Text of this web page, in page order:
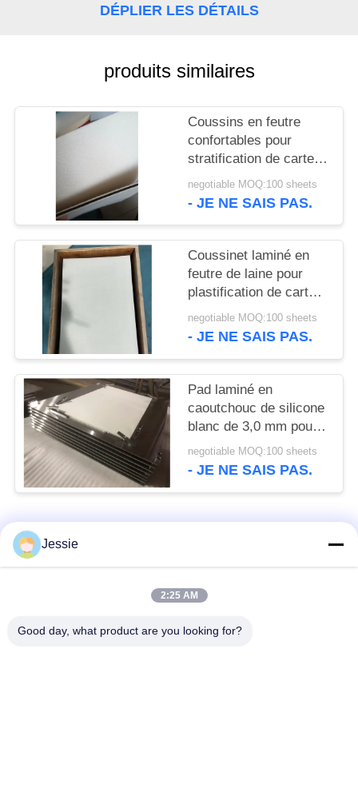
NOUVELLES
DEMANDEZ
PLAN
DU
SITE
PRIVACY
POLICY
DÉPLIER LES DÉTAILS
produits similaires
Coussins en feutre
confortables pour
stratification de cartes
à puce avec finition de
surface en laine et
negotiable MOQ:100 sheets
- JE NE SAIS PAS.
Coussinet laminé en
feutre de laine pour
plastification de cartes
plastiques, résistant à
la chaleur jusqu'à
negotiable MOQ:100 sheets
- JE NE SAIS PAS.
Pad laminé en
caoutchouc de silicone
blanc de 3,0 mm pour
la stratification de
cartes en plastique
negotiable MOQ:100 sheets
- JE NE SAIS PAS.
Catégories populaires
Matériel de carte de
Jessie
2:25 AM
Good day, what product are you looking for?